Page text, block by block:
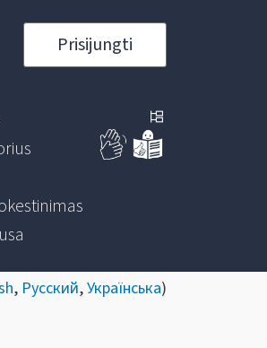
Prisijungti
, Русский,Українська)